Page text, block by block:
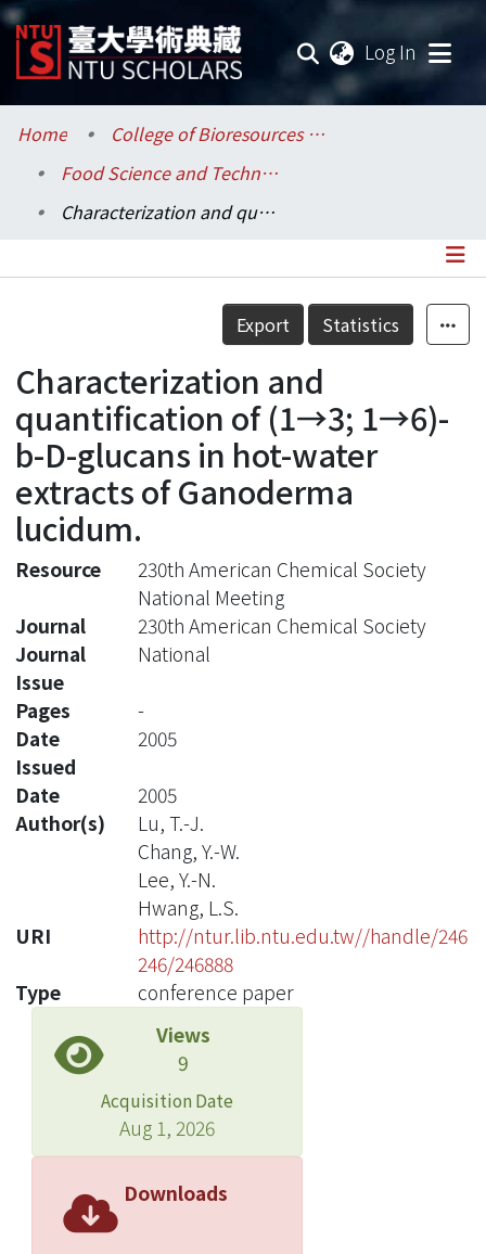
Log In
Communities & Collections
Research Outputs
Statistics
Home
College of Bioresources and Agriculture / 生物資源暨農學院
Food Science and Technology / 食品科技研究所
Characterization and quantification of (1→3; 1→6)-b-D-glucans in hot-water extracts of Ganoderma lucidum.
Details
Export Statistics
Characterization and
quantification of (1→3; 1→6)-
b-D-glucans in hot-water
extracts of Ganoderma
lucidum.
Resource
230th American Chemical Society
National Meeting
Journal
230th American Chemical Society
Journal
Issue
National
Pages
-
Date
Issued
2005
Date
2005
Author(s)
Lu, T.-J.
Chang, Y.-W.
Lee, Y.-N.
Hwang, L.S.
URI
http://ntur.lib.ntu.edu.tw//handle/246
246/246888
Type
conference paper
Views
9
Acquisition Date
Aug 1, 2026
Downloads